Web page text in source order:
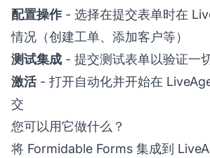
配置操作- 选择在提交表单时在
情况（创建工单、添加客户等）
测试集成 - 提交测试表单以验证一
激活- 打开自动化并开始在
交
您可以用它做什么？
将 Formidable Forms 集成到